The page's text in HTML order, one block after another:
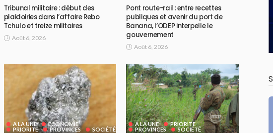
Tribunal militaire : début des
plaidoiries dans l’affaire Rebo
Tchulo et treize militaires
Août 6, 2026
Pont route-rail : entre recettes
publiques et avenir du port de
Banana, l’ODEP interpelle le
gouvernement
Août 6, 2026
A LA UNE
ECONOMIE
PRIORITE
PROVINCES SOCIÉTÉ
A LA UNE
PRIORITE
PROVINCES
SOCIÉTÉ